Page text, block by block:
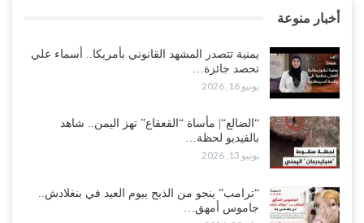
أخبار منوعة
يمنية تتصدر المشهد القانوني بأمريكا.. أسماء علي
تحصد جائزة…
يونيو 16, 2026
“الضالع“| مأساة “القعقاع” تهز اليمن.. شاهد
بالفيديو لحظة…
يونيو 13, 2026
“ترامب” ينجو من الذبح بيوم العيد في بنغلادش..
جاموس أمهق…